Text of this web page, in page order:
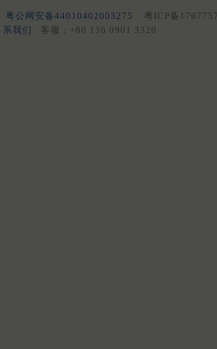
粤公网安备44010402003275 粤ICP备
系我们
客服：+86 136 0901 3320